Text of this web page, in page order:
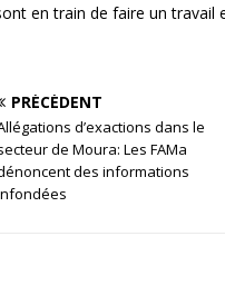
en train de faire un travail
PRÉCÉDENT
d’exactions dans le
de Moura: Les FAMa
des informations